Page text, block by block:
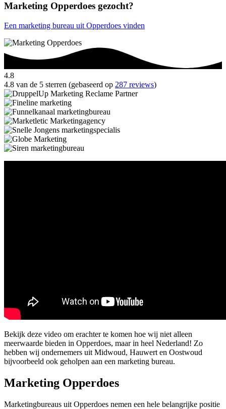
Marketing Opperdoes gezocht?
Een marketing bureau uit Opperdoes vinden
4.8
4.8 van de 5 sterren (gebaseerd op 287 reviews)
Bekijk deze video om erachter te komen hoe wij niet alleen
meerwaarde bieden in Opperdoes, maar in heel Nederland! Zo
hebben wij ondernemers uit Midwoud, Hauwert en Oostwoud
bijvoorbeeld ook geholpen aan een marketing bureau.
Marketing Opperdoes
Marketingbureaus uit Opperdoes nemen een hele belangrijke positie